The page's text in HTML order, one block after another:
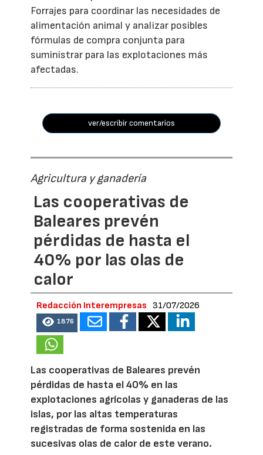
Forrajes para coordinar las necesidades de
alimentación animal y analizar posibles
fórmulas de compra conjunta para
suministrar para las explotaciones más
afectadas.
ver/escribir comentarios
Agricultura y ganadería
Las cooperativas de
Baleares prevén
pérdidas de hasta el
40% por las olas de
calor
Redacción Interempresas 31/07/2026
1876
Las cooperativas de Baleares prevén
pérdidas de hasta el 40% en las
explotaciones agrícolas y ganaderas de las
islas, por las altas temperaturas
registradas de forma sostenida en las
sucesivas olas de calor de este verano.